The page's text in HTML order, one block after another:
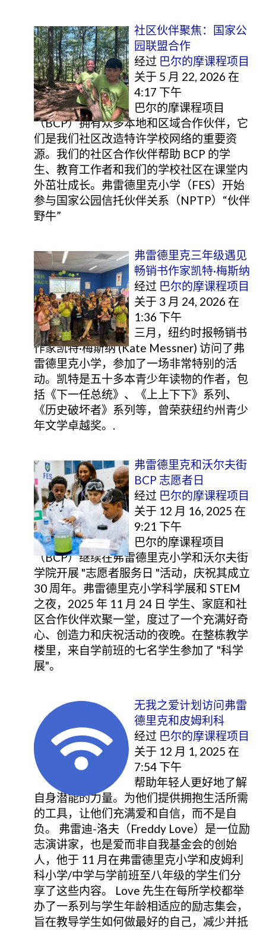
社区伙伴聚焦：国家公
园联盟合作
经过 巴尔的摩课程项目
关于 5 月 22, 2026 在
4:17 下午
巴尔的摩课程项目
（BCP）拥有众多本地和区域合作伙伴，它
们是我们社区改造特许学校网络的重要资
源。我们的社区合作伙伴帮助 BCP 的学
生、教育工作者和我们的学校社区在课堂内
外茁壮成长。弗雷德里克小学（FES）开始
参与国家公园信托伙伴关系（NPTP）“伙伴
野牛”
弗雷德里克三年级遇见
畅销书作家凯特·梅斯纳
经过 巴尔的摩课程项目
关于 3 月 24, 2026 在
1:36 下午
三月，纽约时报畅销书
作家凯特·梅斯纳 (Kate Messner) 访问了弗
雷德里克小学，参加了一场非常特别的活
动。凯特是五十多本青少年读物的作者，包
括《下一任总统》、《上上下下》系列、
《历史破坏者》系列等，曾荣获纽约州青少
年文学卓越奖。.
弗雷德里克和沃尔夫街
BCP 志愿者日
经过 巴尔的摩课程项目
关于 12 月 16, 2025 在
9:21 下午
巴尔的摩课程项目
（BCP）继续在弗雷德里克小学和沃尔夫街
学院开展 "志愿者服务日 "活动，庆祝其成立
30 周年。弗雷德里克小学科学展和 STEM
之夜，2025 年 11 月 24 日 学生、家庭和社
区合作伙伴欢聚一堂，度过了一个充满好奇
心、创造力和庆祝活动的夜晚。在整栋教学
楼里，来自学前班的七名学生参加了 "科学
展"。
无我之爱计划访问弗雷
德里克和皮姆利科
经过 巴尔的摩课程项目
关于 12 月 1, 2025 在
7:54 下午
帮助年轻人更好地了解
自身潜能的力量。为他们提供拥抱生活所需
的工具，让他们充满爱和自信，而不是自
负。 弗雷迪-洛夫（Freddy Love）是一位励
志演讲家，也是爱而非自我基金会的创始
人，他于 11 月在弗雷德里克小学和皮姆利
科小学/中学与学前班至八年级的学生们分
享了这些内容。 Love 先生在每所学校都举
办了一系列与学生年龄相适应的励志集会，
旨在教导学生如何做最好的自己，减少并抵